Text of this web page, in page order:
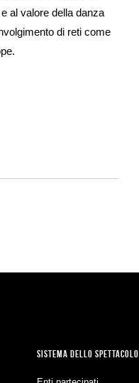
al valore della danza
di reti come
SISTEMA DELLO SPETTACOLO